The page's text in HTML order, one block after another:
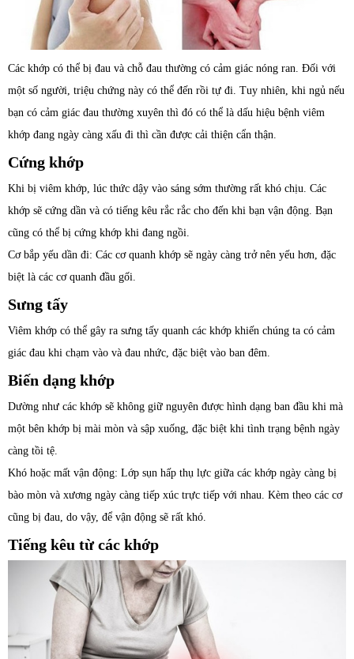
Các khớp có thể bị đau và chỗ đau thường có cảm giác nóng ran. Đối với
một số người, triệu chứng này có thể đến rồi tự đi. Tuy nhiên, khi ngủ nếu
bạn có cảm giác đau thường xuyên thì đó có thể là dấu hiệu bệnh viêm
khớp đang ngày càng xấu đi thì cần được cải thiện cẩn thận.
Cứng khớp
Khi bị viêm khớp, lúc thức dậy vào sáng sớm thường rất khó chịu. Các
khớp sẽ cứng dần và có tiếng kêu rắc rắc cho đến khi bạn vận động. Bạn
cũng có thể bị cứng khớp khi đang ngồi.
Cơ bắp yếu dần đi: Các cơ quanh khớp sẽ ngày càng trở nên yếu hơn, đặc
biệt là các cơ quanh đầu gối.
Sưng tấy
Viêm khớp có thể gây ra sưng tấy quanh các khớp khiến chúng ta có cảm
giác đau khi chạm vào và đau nhức, đặc biệt vào ban đêm.
Biến dạng khớp
Dường như các khớp sẽ không giữ nguyên được hình dạng ban đầu khi mà
một bên khớp bị mài mòn và sập xuống, đặc biệt khi tình trạng bệnh ngày
càng tồi tệ.
Khó hoặc mất vận động: Lớp sụn hấp thụ lực giữa các khớp ngày càng bị
bào mòn và xương ngày càng tiếp xúc trực tiếp với nhau. Kèm theo các cơ
cũng bị đau, do vậy, để vận động sẽ rất khó.
Tiếng kêu từ các khớp